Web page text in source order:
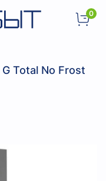
0
Total No Frost